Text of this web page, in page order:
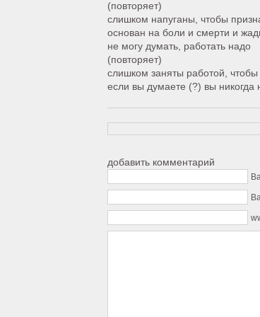
(повторяет)
слишком напуганы, чтобы
основан на боли и смерти и
не могу думать, работать надо
(повторяет)
слишком заняты работой,
если вы думаете (?) вы никогда
добавить комментарий